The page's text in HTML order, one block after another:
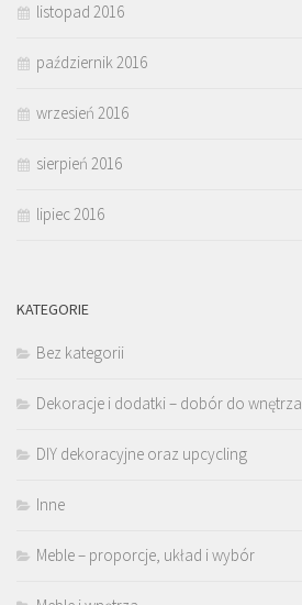
listopad 2016
październik 2016
wrzesień 2016
sierpień 2016
lipiec 2016
KATEGORIE
Bez kategorii
Dekoracje i dodatki – dobór do wnętrza
DIY dekoracyjne oraz upcycling
Inne
Meble – proporcje, układ i wybór